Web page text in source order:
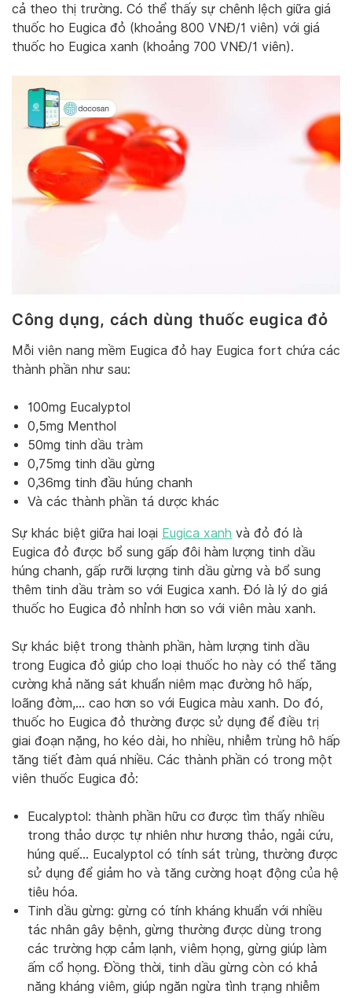
cả theo thị trường. Có thể thấy sự chênh lệch giữa giá
thuốc ho Eugica đỏ (khoảng 800 VNĐ/1 viên) với giá
thuốc ho Eugica xanh (khoảng 700 VNĐ/1 viên).
Công dụng, cách dùng thuốc eugica đỏ
Mỗi viên nang mềm Eugica đỏ hay Eugica fort chứa các
thành phần như sau:
100mg Eucalyptol
0,5mg Menthol
50mg tinh dầu tràm
0,75mg tinh dầu gừng
0,36mg tinh đầu húng chanh
Và các thành phần tá dược khác
Sự khác biệt giữa hai loại Eugica xanh và đỏ đó là
Eugica đỏ được bổ sung gấp đôi hàm lượng tinh dầu
húng chanh, gấp rưỡi lượng tinh dầu gừng và bổ sung
thêm tinh dầu tràm so với Eugica xanh. Đó là lý do giá
thuốc ho Eugica đỏ nhỉnh hơn so với viên màu xanh.
Sự khác biệt trong thành phần, hàm lượng tinh dầu
trong Eugica đỏ giúp cho loại thuốc ho này có thể tăng
cường khả năng sát khuẩn niêm mạc đường hô hấp,
loãng đờm,… cao hơn so với Eugica màu xanh. Do đó,
thuốc ho Eugica đỏ thường được sử dụng để điều trị
giai đoạn nặng, ho kéo dài, ho nhiều, nhiễm trùng hô hấp
tăng tiết đàm quá nhiều. Các thành phần có trong một
viên thuốc Eugica đỏ:
Eucalyptol: thành phần hữu cơ được tìm thấy nhiều
trong thảo dược tự nhiên như hương thảo, ngải cứu,
húng quế… Eucalyptol có tính sát trùng, thường được
sử dụng để giảm ho và tăng cường hoạt động của hệ
tiêu hóa.
Tinh dầu gừng: gừng có tính kháng khuẩn với nhiều
tác nhân gây bệnh, gừng thường được dùng trong
các trường hợp cảm lạnh, viêm họng, gừng giúp làm
ấm cổ họng. Đồng thời, tinh dầu gừng còn có khả
năng kháng viêm, giúp ngăn ngừa tình trạng nhiễm